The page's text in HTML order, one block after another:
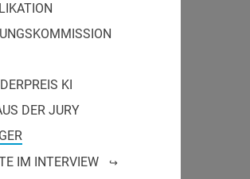
KI
DER JURY
IM INTERVIEW